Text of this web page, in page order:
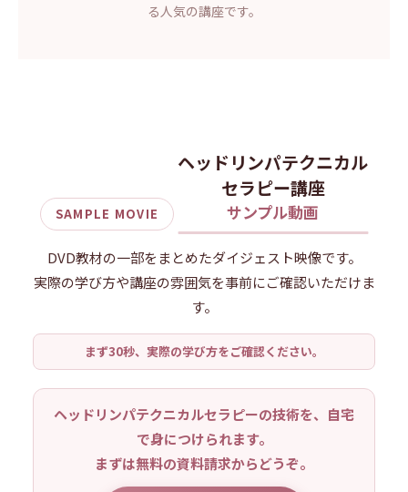
る人気の講座です。
SAMPLE MOVIE
ヘッドリンパテクニカル
セラピー講座
サンプル動画
DVD教材の一部をまとめたダイジェスト映像です。
実際の学び方や講座の雰囲気を事前にご確認いただけま
す。
まず30秒、実際の学び方をご確認ください。
ヘッドリンパテクニカルセラピーの技術を、自宅
で身につけられます。
まずは無料の資料請求からどうぞ。